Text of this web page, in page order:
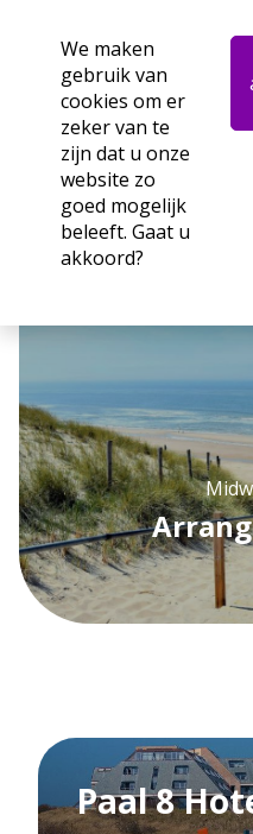
We maken
gebruik van
cookies om er
zeker van te
zijn dat u onze
website zo
goed mogelijk
beleeft. Gaat u
akkoord?
Paal 8